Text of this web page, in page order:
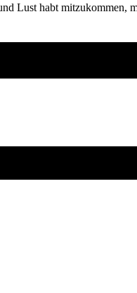
Lust habt mitzukommen,